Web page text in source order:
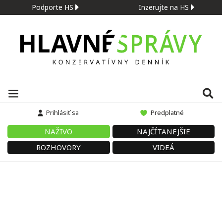
Podporte HS Inzerujte na HS
Prihlásiť sa Predplatné
NAŽIVO
NAJČÍTANEJŠIE
ROZHOVORY
VIDEÁ